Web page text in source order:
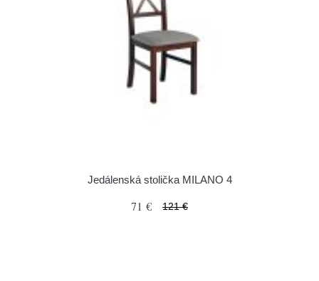
Jedálenská stolička MILANO 4
71 € 121 €